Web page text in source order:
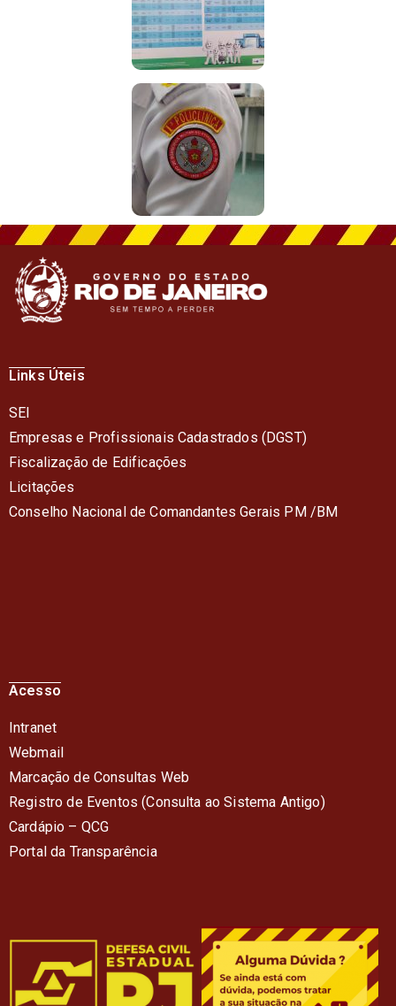
Links Úteis
SEI
Empresas e Profissionais Cadastrados (DGST)
Fiscalização de Edificações
Licitações
Conselho Nacional de Comandantes Gerais PM /BM
Acesso
Intranet
Webmail
Marcação de Consultas Web
Registro de Eventos (Consulta ao Sistema Antigo)
Cardápio – QCG
Portal da Transparência